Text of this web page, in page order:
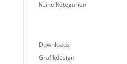
Keine Kategorien
Downloads
Grafikdesign